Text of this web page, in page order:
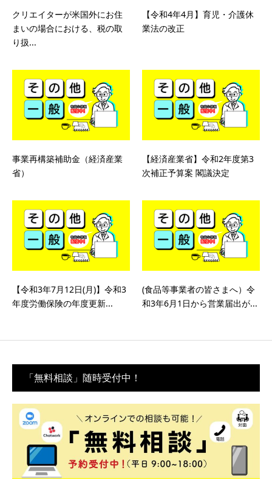
クリエイターが米国外にお住
まいの場合における、税の取
り扱...
【令和4年4月】育児・介護休
業法の改正
事業再構築補助金（経済産業
省）
【経済産業省】令和2年度第3
次補正予算案 閣議決定
【令和3年7月12日(月)】令和3
年度労働保険の年度更新...
(食品等事業者の皆さまへ）令
和3年6月1日から営業届出が...
「無料相談」随時受付中！